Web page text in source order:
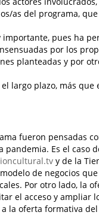
as del programa,
pues ha
por los
planteadas y por
largo plazo, más
fueron pensadas
Es el caso
y de la
de negocios
Por otro lado, la
el acceso y ampliar
la oferta formativa del